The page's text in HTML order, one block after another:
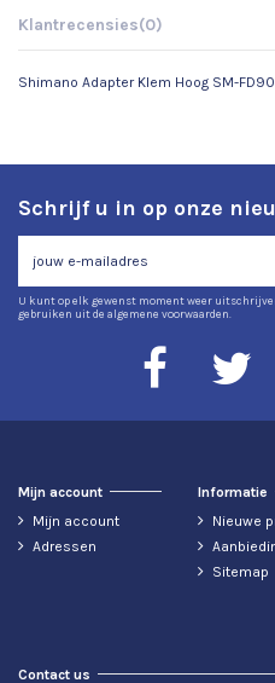
Klantrecensies(0)
Shimano Adapter Klem Hoog SM-
Schrijf u in op onze
U kunt op elk gewenst moment weer
gebruiken uit de algemene voorwaarden.
Mijn account
Mijn account
Adressen
Informatie
Nieuwe
Sitemap
Contact us